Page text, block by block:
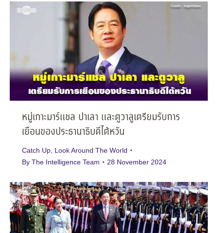
หมู่เกาะมาร์แชล ปาเลา และตูวาลูเตรียมรับการ
เยือนของประธานาธิบดีไต้หวัน
Catch Up Look Around The World
By The Intelligence Team 28 November 2024